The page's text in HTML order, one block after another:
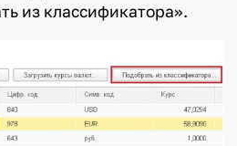
из классификатора».